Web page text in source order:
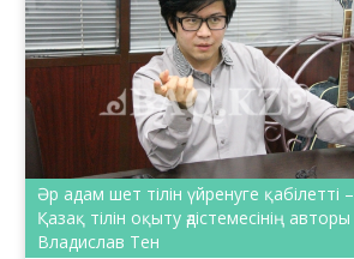
Әр адам шет тілін үйренуге қабілетті –
Қазақ тілін оқыту әдістемесінің авторы
Владислав Тен